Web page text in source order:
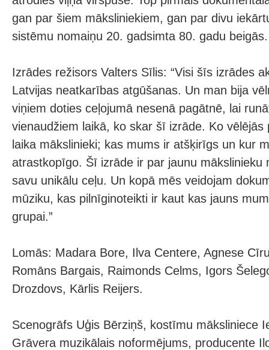
gan par šiem māksliniekiem, gan par divu
sistēmu nomaiņu 20. gadsimta 80. gadu beigās.
Izrādes režisors Valters Sīlis: “Visi šīs izrādes
Latvijas neatkarības atgūšanas. Un man bija
viņiem doties ceļojumā nesenā pagātnē, lai
vienaudžiem laikā, ko skar šī izrāde. Ko vēlējās
laika mākslinieki; kas mums ir atšķirīgs un kur
atrastkopīgo. Šī izrāde ir par jaunu mākslinieku
savu unikālu ceļu. Un kopā mēs veidojam
mūziku, kas pilnīginoteikti ir kaut kas jauns
grupai.”
Lomās: Madara Bore, Ilva Centere, Agnese
Romāns Bargais, Raimonds Celms, Igors
Drozdovs, Kārlis Reijers.
Scenogrāfs Uģis Bērziņš, kostīmu māksliniece
Grāvera muzikālais noformējums, producente